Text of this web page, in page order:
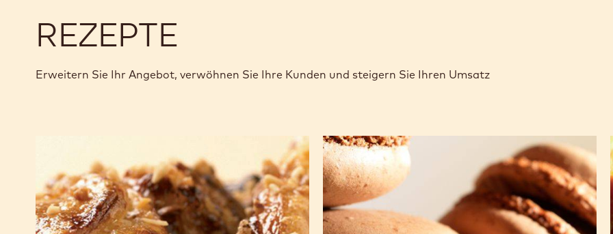
REZEPTE
Erweitern Sie Ihr Angebot, verwöhnen Sie Ihre Kunden und steigern Sie Ihren Umsatz
Kleingebäck
mit
Schokolade
und
Haselnuss
dunkle-
schokoladen-
macarons